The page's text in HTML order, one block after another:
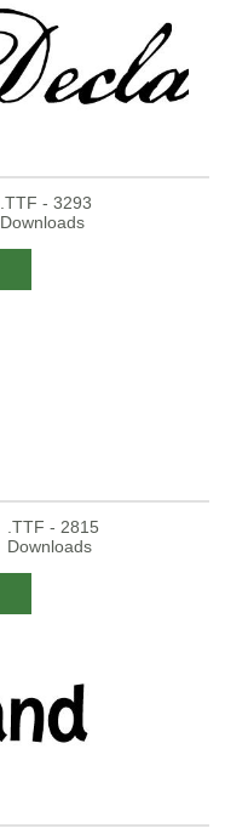
.TTF - 3293
Downloads
.TTF - 2815
Downloads